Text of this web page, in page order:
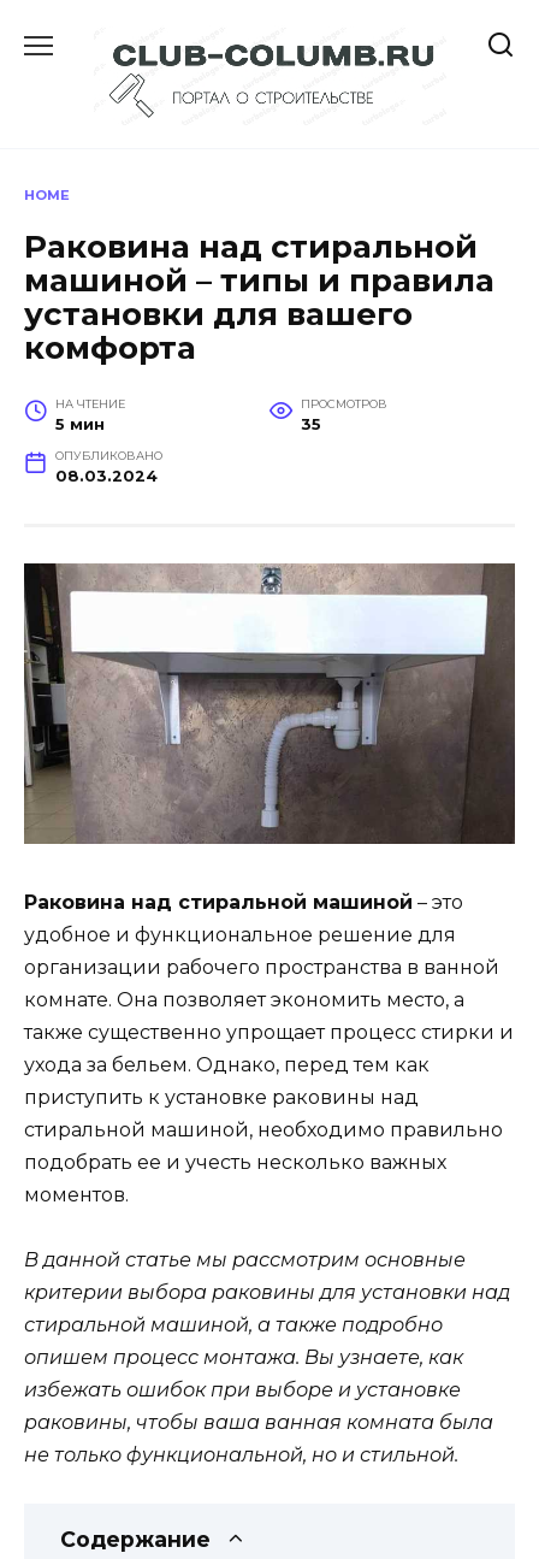
содержанию
HOME
Раковина над стиральной
машиной – типы и правила
установки для вашего
комфорта
НА ЧТЕНИЕ
5 мин
ПРОСМОТРОВ
35
ОПУБЛИКОВАНО
08.03.2024
Раковина над стиральной машиной – это
удобное и функциональное решение для
организации рабочего пространства в ванной
комнате. Она позволяет экономить место, а
также существенно упрощает процесс стирки и
ухода за бельем. Однако, перед тем как
приступить к установке раковины над
стиральной машиной, необходимо правильно
подобрать ее и учесть несколько важных
моментов.
В данной статье мы рассмотрим основные
критерии выбора раковины для установки над
стиральной машиной, а также подробно
опишем процесс монтажа. Вы узнаете, как
избежать ошибок при выборе и установке
раковины, чтобы ваша ванная комната была
не только функциональной, но и стильной.
Содержание